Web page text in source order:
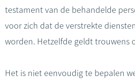
testament van de behandelde
voor zich dat de verstrekte
worden. Hetzelfde geldt trouwens
Het is niet eenvoudig te bepalen